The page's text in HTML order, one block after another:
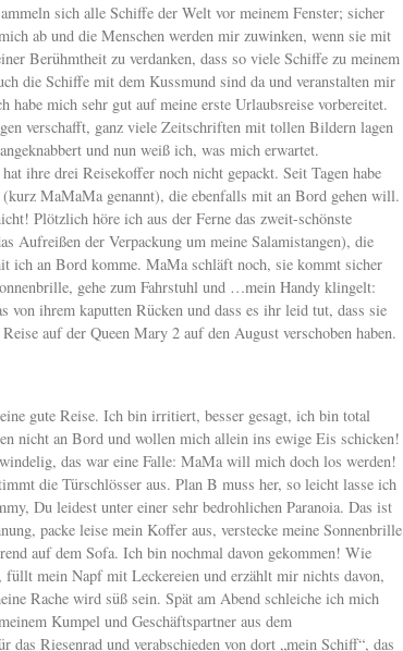
sich alle Schiffe der Welt vor meinem Fenster; sicher
ab und die Menschen werden mir zuwinken, wenn sie mit
Berühmtheit zu verdanken, dass so viele Schiffe zu meinem
die Schiffe mit dem Kussmund sind da und veranstalten mir
habe mich sehr gut auf meine erste Urlaubsreise vorbereitet.
verschafft, ganz viele Zeitschriften mit tollen Bildern lagen
und nun weiß ich, was mich erwartet.
ihre drei Reisekoffer noch nicht gepackt. Seit Tagen habe
MaMaMa genannt), die ebenfalls mit an Bord gehen will.
Plötzlich höre ich aus der Ferne das zweit-schönste
Aufreißen der Verpackung um meine Salamistangen), die
ich an Bord komme. MaMa schläft noch, sie kommt sicher
gehe zum Fahrstuhl und …mein Handy klingelt:
ihrem kaputten Rücken und dass es ihr leid tut, dass sie
auf der Queen Mary 2 auf den August verschoben haben.
gute Reise. Ich bin irritiert, besser gesagt, ich bin total
nicht an Bord und wollen mich allein ins ewige Eis schicken!
das war eine Falle: MaMa will mich doch los werden!
die Türschlösser aus. Plan B muss her, so leicht lasse ich
Du leidest unter einer sehr bedrohlichen Paranoia. Das ist
packe leise mein Koffer aus, verstecke meine Sonnenbrille
auf dem Sofa. Ich bin nochmal davon gekommen! Wie
mein Napf mit Leckereien und erzählt mir nichts davon,
Rache wird süß sein. Spät am Abend schleiche ich mich
Kumpel und Geschäftspartner aus dem
Riesenrad und verabschieden von dort „mein Schiff“, das